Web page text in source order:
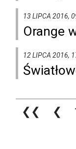
13 LIPCA 2016,
Orange
12 LIPCA 2016,
❮❮ ❮